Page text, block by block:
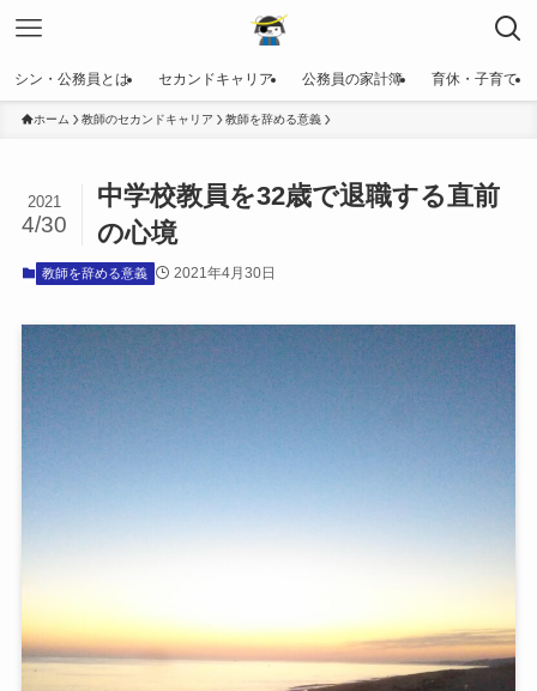
シン・公務員とは セカンドキャリア 公務員の家計簿 育休・子育て
ホーム 教師のセカンドキャリア 教師を辞める意義
中学校教員を32歳で退職する直前
の心境
2021
4/30
教師を辞める意義 2021年4月30日